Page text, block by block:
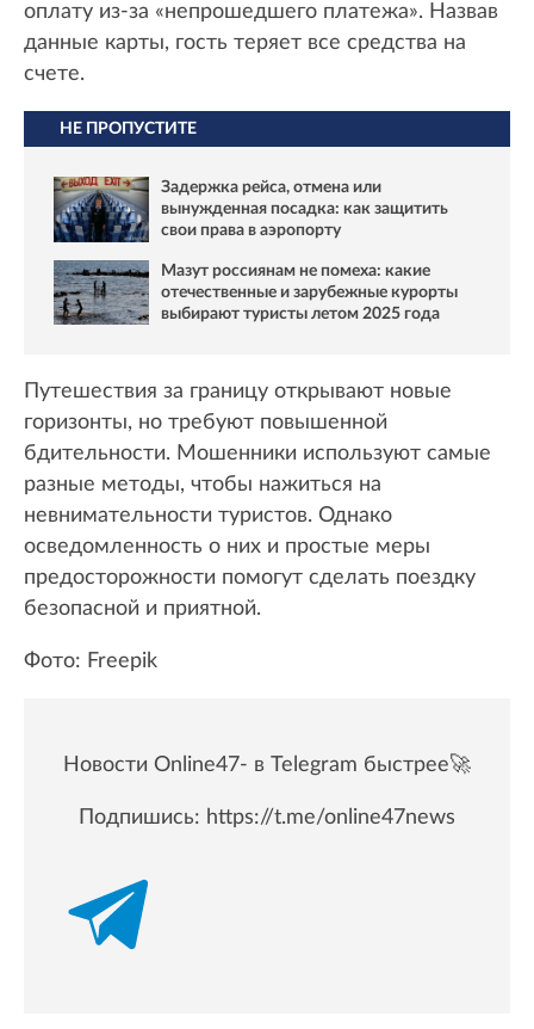
оплату из-за «непрошедшего платежа». Назвав
данные карты, гость теряет все средства на
счете.
НЕ ПРОПУСТИТЕ
Задержка рейса, отмена или
вынужденная посадка: как защитить
свои права в аэропорту
Мазут россиянам не помеха: какие
отечественные и зарубежные курорты
выбирают туристы летом 2025 года
Путешествия за границу открывают новые
горизонты, но требуют повышенной
бдительности. Мошенники используют самые
разные методы, чтобы нажиться на
невнимательности туристов. Однако
осведомленность о них и простые меры
предосторожности помогут сделать поездку
безопасной и приятной.
Фото: Freepik
Новости Online47- в Telegram быстрее🚀
Подпишись: https://t.me/online47news